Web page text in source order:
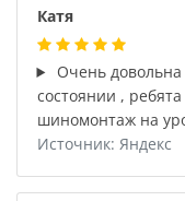
Катя
Очень
состоянии ,
шиномонтаж на
Источник: Яндекс